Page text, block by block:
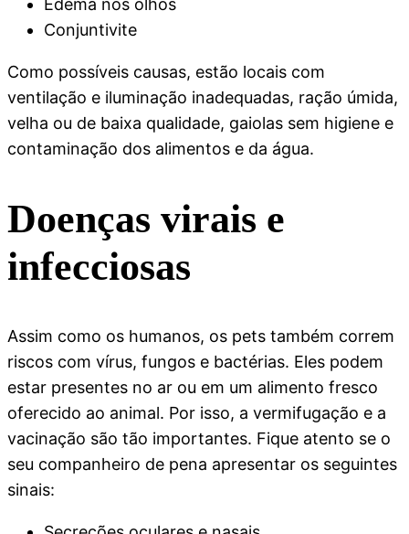
Edema nos olhos
Conjuntivite
Como possíveis causas, estão locais com
ventilação e iluminação inadequadas, ração úmida,
velha ou de baixa qualidade, gaiolas sem higiene e
contaminação dos alimentos e da água.
Doenças virais e
infecciosas
Assim como os humanos, os pets também correm
riscos com vírus, fungos e bactérias. Eles podem
estar presentes no ar ou em um alimento fresco
oferecido ao animal. Por isso, a vermifugação e a
vacinação são tão importantes. Fique atento se o
seu companheiro de pena apresentar os seguintes
sinais: